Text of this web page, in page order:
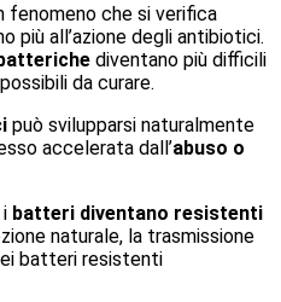
fenomeno che si verifica
più all’azione degli antibiotici.
diventano più difficili
da curare.
può svilupparsi naturalmente
accelerata dall’abuso o
i batteri diventano resistenti
naturale, la trasmissione
batteri resistenti